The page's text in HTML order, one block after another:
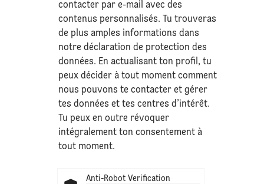
contacter par e-mail avec des
contenus personnalisés. Tu trouveras
de plus amples informations dans
notre déclaration deprotection des
données. En actualisant ton profil, tu
peux décider à tout moment comment
nous pouvons te contacter et gérer
tes données et tes centres d’intérêt.
Tu peux en outre révoquer
intégralement ton consentement à
tout moment.
Anti-Robot Verification